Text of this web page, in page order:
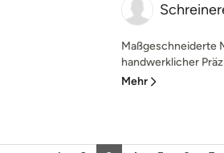
Maßgeschneiderte
handwerklicher
Mehr